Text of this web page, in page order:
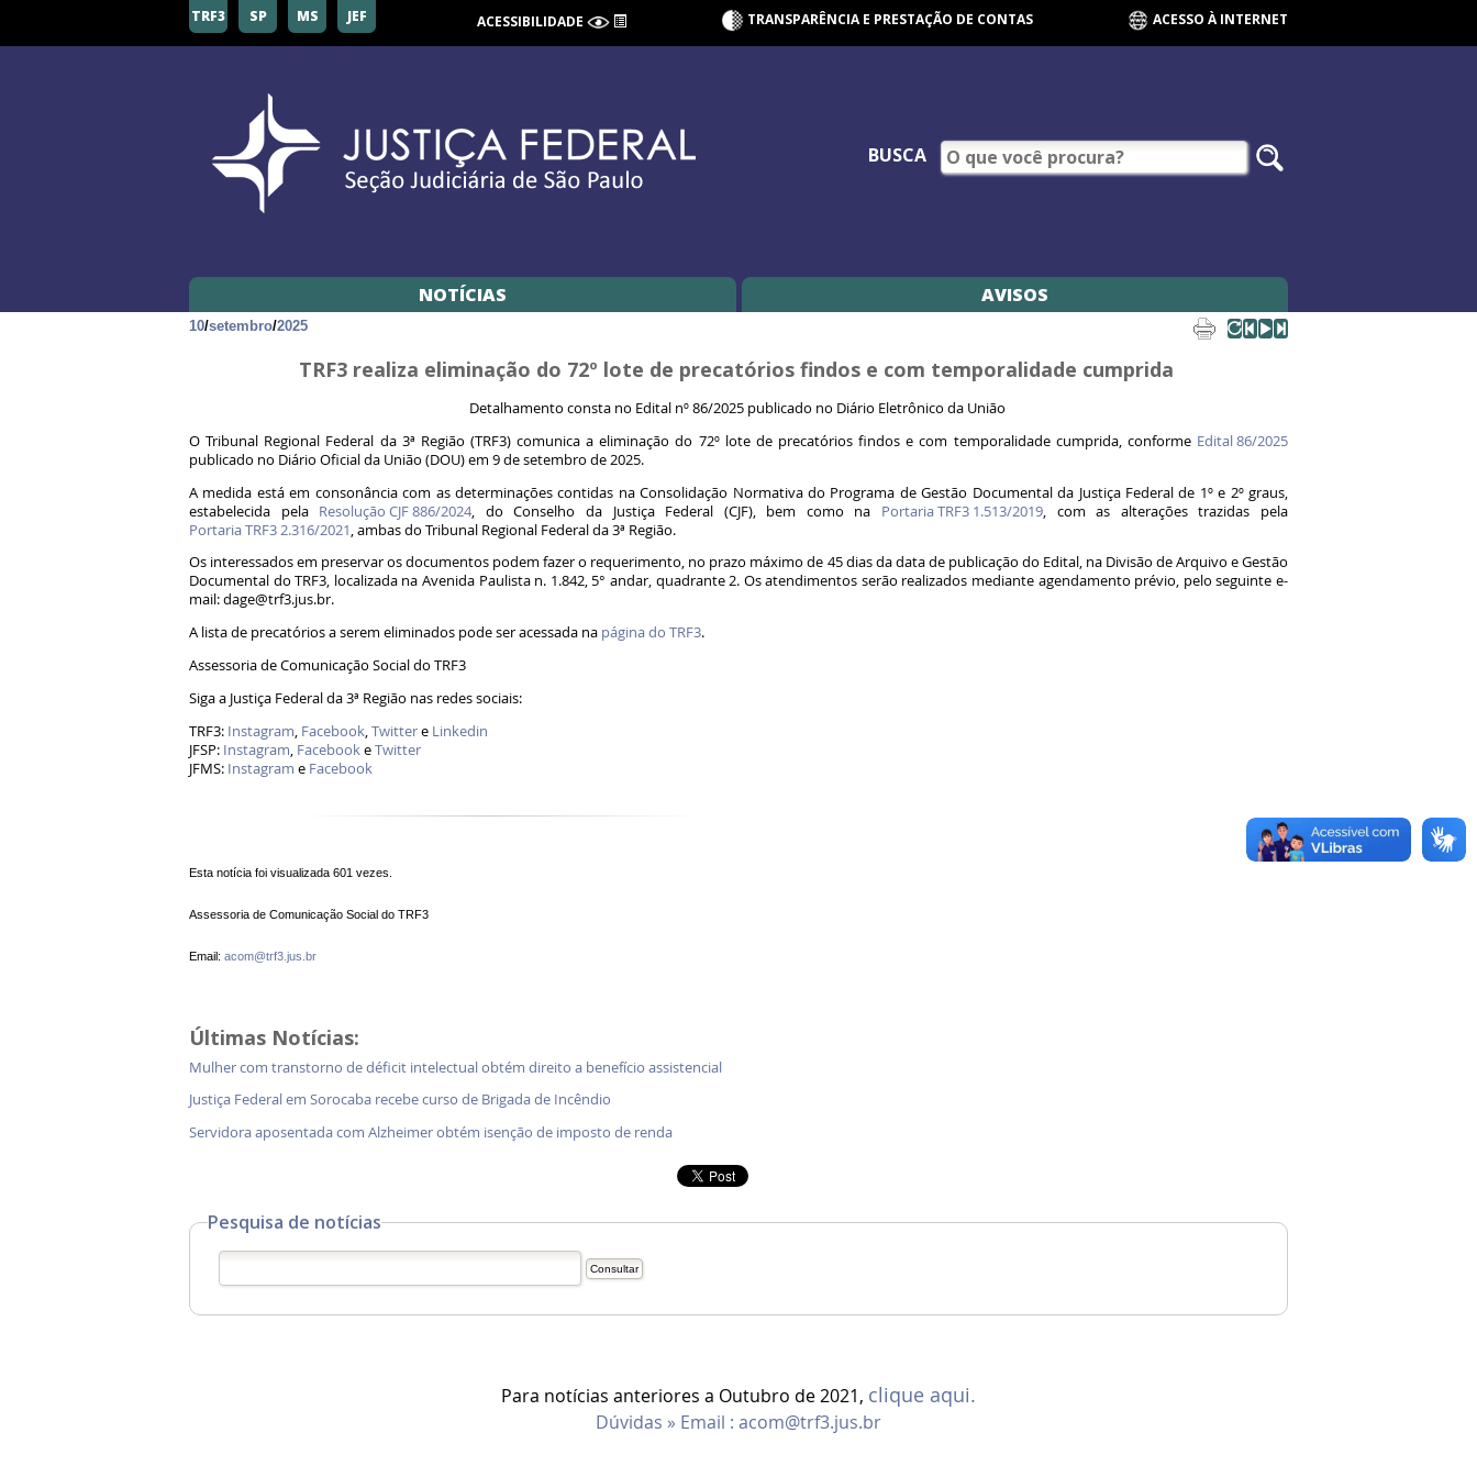
TRF3 SP MS JEF ACESSIBILIDADE TRANSPARÊNCIA E PRESTAÇÃO DE CONTAS ACESSO À INTERNET
BUSCA
NOTÍCIAS AVISOS
10/setembro/2025
TRF3 realiza eliminação do 72º lote de precatórios findos e com temporalidade cumprida
Detalhamento consta no Edital nº 86/2025 publicado no Diário Eletrônico da União
O Tribunal Regional Federal da 3ª Região (TRF3) comunica a eliminação do 72º lote de precatórios findos e com temporalidade cumprida, conforme Edital 86/2025
publicado no Diário Oficial da União (DOU) em 9 de setembro de 2025.
A medida está em consonância com as determinações contidas na Consolidação Normativa do Programa de Gestão Documental da Justiça Federal de 1º e 2º graus,
estabelecida pela Resolução CJF 886/2024, do Conselho da Justiça Federal (CJF), bem como na Portaria TRF3 1.513/2019, com as alterações trazidas pela
Portaria TRF3 2.316/2021, ambas do Tribunal Regional Federal da 3ª Região.
Os interessados em preservar os documentos podem fazer o requerimento, no prazo máximo de 45 dias da data de publicação do Edital, na Divisão de Arquivo e Gestão
Documental do TRF3, localizada na Avenida Paulista n. 1.842, 5° andar, quadrante 2. Os atendimentos serão realizados mediante agendamento prévio, pelo seguinte e-
mail: dage@trf3.jus.br.
A lista de precatórios a serem eliminados pode ser acessada na página do TRF3.
Assessoria de Comunicação Social do TRF3
Siga a Justiça Federal da 3ª Região nas redes sociais:
TRF3: Instagram, Facebook,Twittere Linkedin
JFSP: Instagram, FacebookeTwitter
JFMS: Instagram e Facebook
Esta notícia foi visualizada 601 vezes.
Assessoria de Comunicação Social do TRF3
Email: acom@trf3.jus.br
Últimas Notícias:
Mulher com transtorno de déficit intelectual obtém direito a benefício assistencial
Justiça Federal em Sorocaba recebe curso de Brigada de Incêndio
Servidora aposentada com Alzheimer obtém isenção de imposto de renda
Pesquisa de notícias
Para notícias anteriores a Outubro de 2021, clique aqui.
Dúvidas » Email : acom@trf3.jus.br